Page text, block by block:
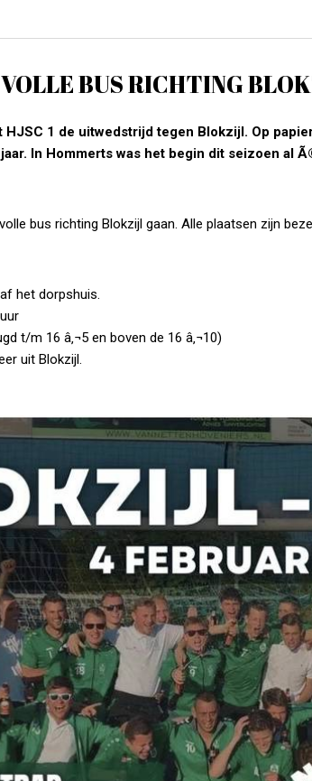
BUS RICHTING
1 de uitwedstrijd tegen Blokzijl. Op
In Hommerts was het begin dit seizoen al
bus richting Blokzijl gaan. Alle plaatsen zijn
het dorpshuis.
t/m 16 â‚¬5 en boven de 16 â‚¬10)
uit Blokzijl.